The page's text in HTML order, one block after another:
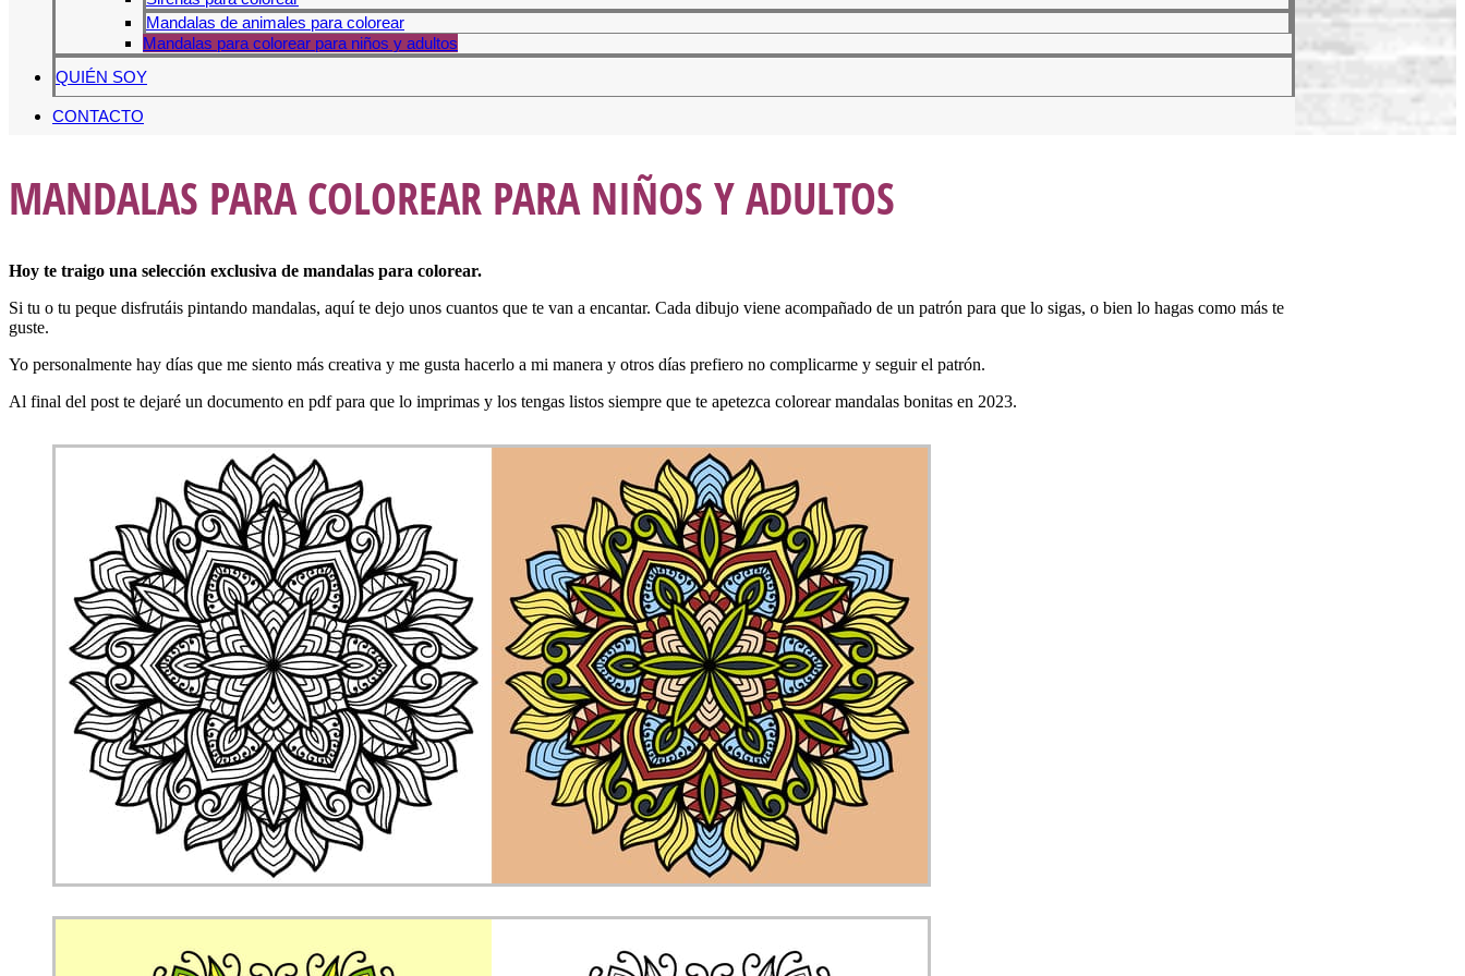
Mandalas de animales para colorear
Mandalas para colorear para niños y adultos
QUIÉN SOY
CONTACTO
MANDALAS PARA COLOREAR PARA NIÑOS Y ADULTOS
Hoy te traigo una selección exclusiva de mandalas para colorear.
Si tu o tu peque disfrutáis pintando mandalas, aquí te dejo unos cuantos que te van a encantar. Cada dibujo viene acompañado de un patrón para que lo sigas, o bien lo hagas como más te
guste.
Yo personalmente hay días que me siento más creativa y me gusta hacerlo a mi manera y otros días prefiero no complicarme y seguir el patrón.
Al final del post te dejaré un documento en pdf para que lo imprimas y los tengas listos siempre que te apetezca colorear mandalas bonitas en 2023.